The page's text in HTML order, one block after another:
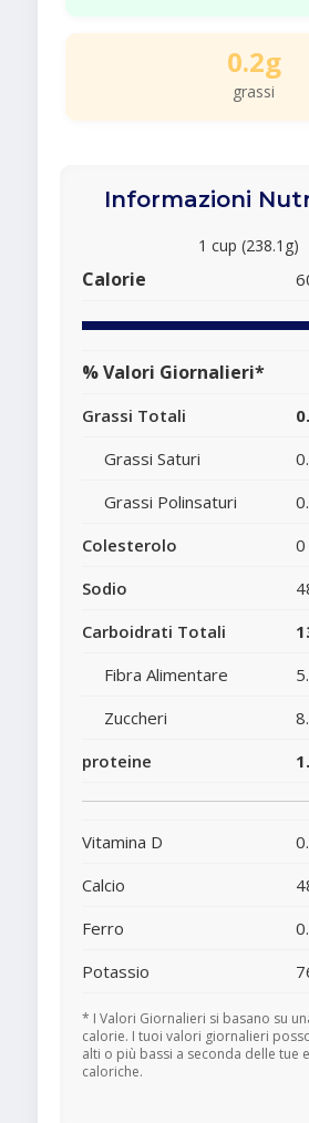
0.2g
grassi
Informazioni
1 cup (238.1g)
Calorie
% Valori Giornalieri*
Grassi Totali
Grassi Saturi
Grassi Polinsaturi
Colesterolo
0
Sodio
Carboidrati Totali
Fibra Alimentare
Zuccheri
proteine
Vitamina D
Calcio
Ferro
Potassio
* I Valori Giornalieri si basano su
calorie. I tuoi valori giornalieri
alti o più bassi a seconda delle tue
caloriche.